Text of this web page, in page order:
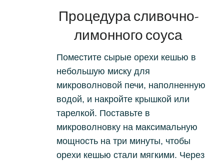
Процедура сливочно-
лимонного соуса
Поместите сырые орехи кешью в
небольшую миску для
микроволновой печи, наполненную
водой, и накройте крышкой или
тарелкой. Поставьте в
микроволновку на максимальную
мощность на три минуты, чтобы
орехи кешью стали мягкими. Через